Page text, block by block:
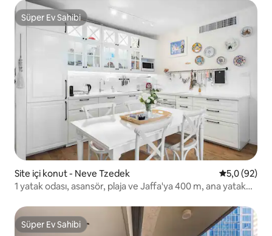
Süper Ev Sahibi
Süper Ev Sahibi
Site içi konut - Neve Tzedek 5 üzerinden
5,0 (92)
1 yatak odası, asansör, plaja ve Jaffa'ya 400 m, ana yatak
Süper Ev Sahibi
Süper Ev Sahibi